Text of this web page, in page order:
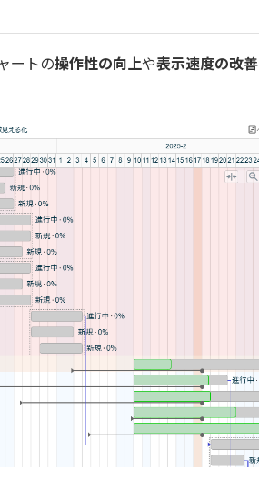
ートの操作性の向上や表示速度の改善